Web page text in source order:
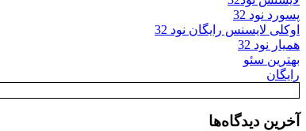
پسورد نود 32
اوکلی لایسنس رایگان نود 32
همیار نود 32
بهترین سئو
رایگان
آخرین دیدگاه‌ها